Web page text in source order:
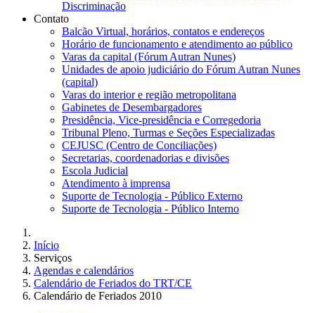
Discriminação
Contato
Balcão Virtual, horários, contatos e endereços
Horário de funcionamento e atendimento ao público
Varas da capital (Fórum Autran Nunes)
Unidades de apoio judiciário do Fórum Autran Nunes
(capital)
Varas do interior e região metropolitana
Gabinetes de Desembargadores
Presidência, Vice-presidência e Corregedoria
Tribunal Pleno, Turmas e Seções Especializadas
CEJUSC (Centro de Conciliações)
Secretarias, coordenadorias e divisões
Escola Judicial
Atendimento à imprensa
Suporte de Tecnologia - Público Externo
Suporte de Tecnologia - Público Interno
Início
Serviços
Agendas e calendários
Calendário de Feriados do TRT/CE
Calendário de Feriados 2010